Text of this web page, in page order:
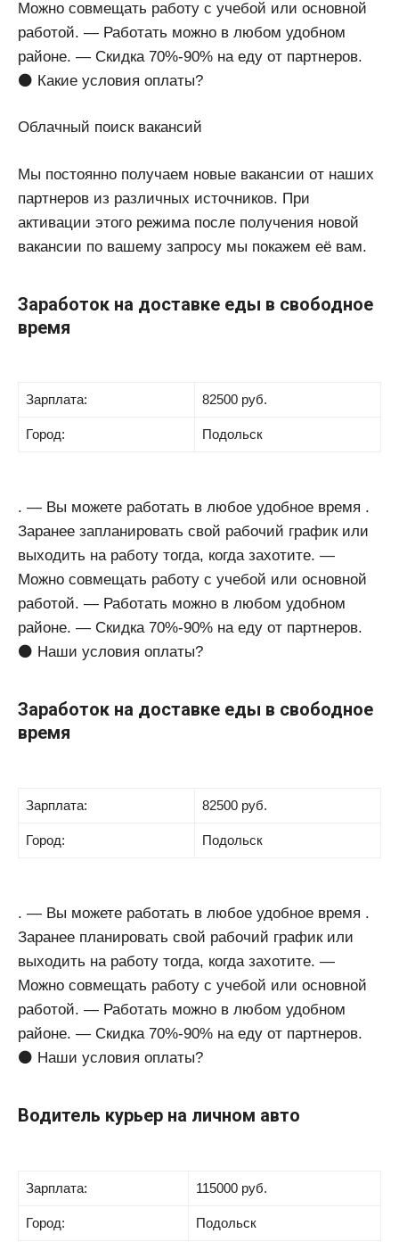
Можно совмещать работу с учебой или основной
работой. — Работать можно в любом удобном
районе. — Скидка 70%-90% на еду от партнеров.
⚫️ Какие условия оплаты?
Облачный поиск вакансий
Мы постоянно получаем новые вакансии от наших
партнеров из различных источников. При
активации этого режима после получения новой
вакансии по вашему запросу мы покажем её вам.
Заработок на доставке еды в свободное
время
Зарплата: 82500 руб.
Город: Подольск
. — Вы можете работать в любое удобное время .
Заранее запланировать свой рабочий график или
выходить на работу тогда, когда захотите. —
Можно совмещать работу с учебой или основной
работой. — Работать можно в любом удобном
районе. — Скидка 70%-90% на еду от партнеров.
⚫️ Наши условия оплаты?
Заработок на доставке еды в свободное
время
Зарплата: 82500 руб.
Город: Подольск
. — Вы можете работать в любое удобное время .
Заранее планировать свой рабочий график или
выходить на работу тогда, когда захотите. —
Можно совмещать работу с учебой или основной
работой. — Работать можно в любом удобном
районе. — Скидка 70%-90% на еду от партнеров.
⚫️ Наши условия оплаты?
Водитель курьер на личном авто
Зарплата: 115000 руб.
Город: Подольск